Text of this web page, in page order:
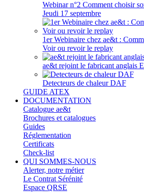
Webinar n°2 Comment choisir
Jeudi 17 septembre
1er Webinaire chez ae&t :
Voir ou revoir le replay
ae&t rejoint le fabricant anglais
Detecteurs de chaleur DAF
GUIDE ATEX
DOCUMENTATION
Catalogue ae&t
Brochures et catalogues
Guides
Réglementation
Certificats
Check-list
QUI SOMMES-NOUS
Alerter, notre métier
Le Contrat Sérénité
Espace QRSE